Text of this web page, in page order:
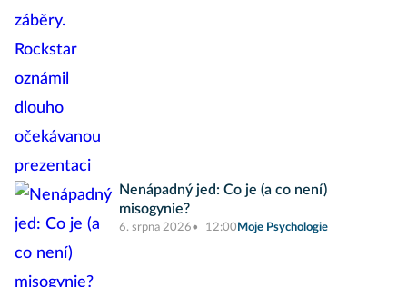
Nenápadný jed: Co je (a co není)
misogynie?
6. srpna 2026 12:00 Moje Psychologie